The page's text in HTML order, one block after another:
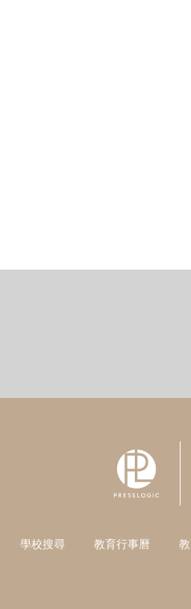
學校搜尋 教育行事曆